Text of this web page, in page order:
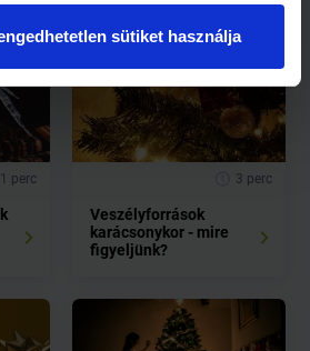
sütiket használja
1 perc 3 perc
Veszélyforrások
karácsonykor - mire
figyeljünk?